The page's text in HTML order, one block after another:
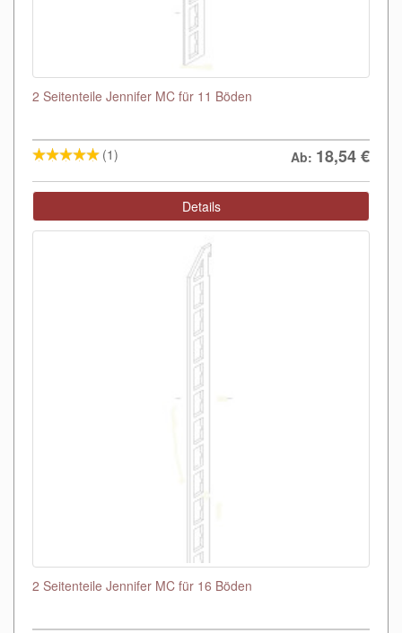
2 Seitenteile Jennifer MC für 11 Böden
(1) Ab: 18,54€
Details
2 Seitenteile Jennifer MC für 16 Böden